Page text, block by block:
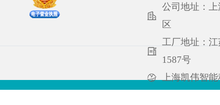
公司地址：
区
工厂地址：
1587号
上海凯伟智